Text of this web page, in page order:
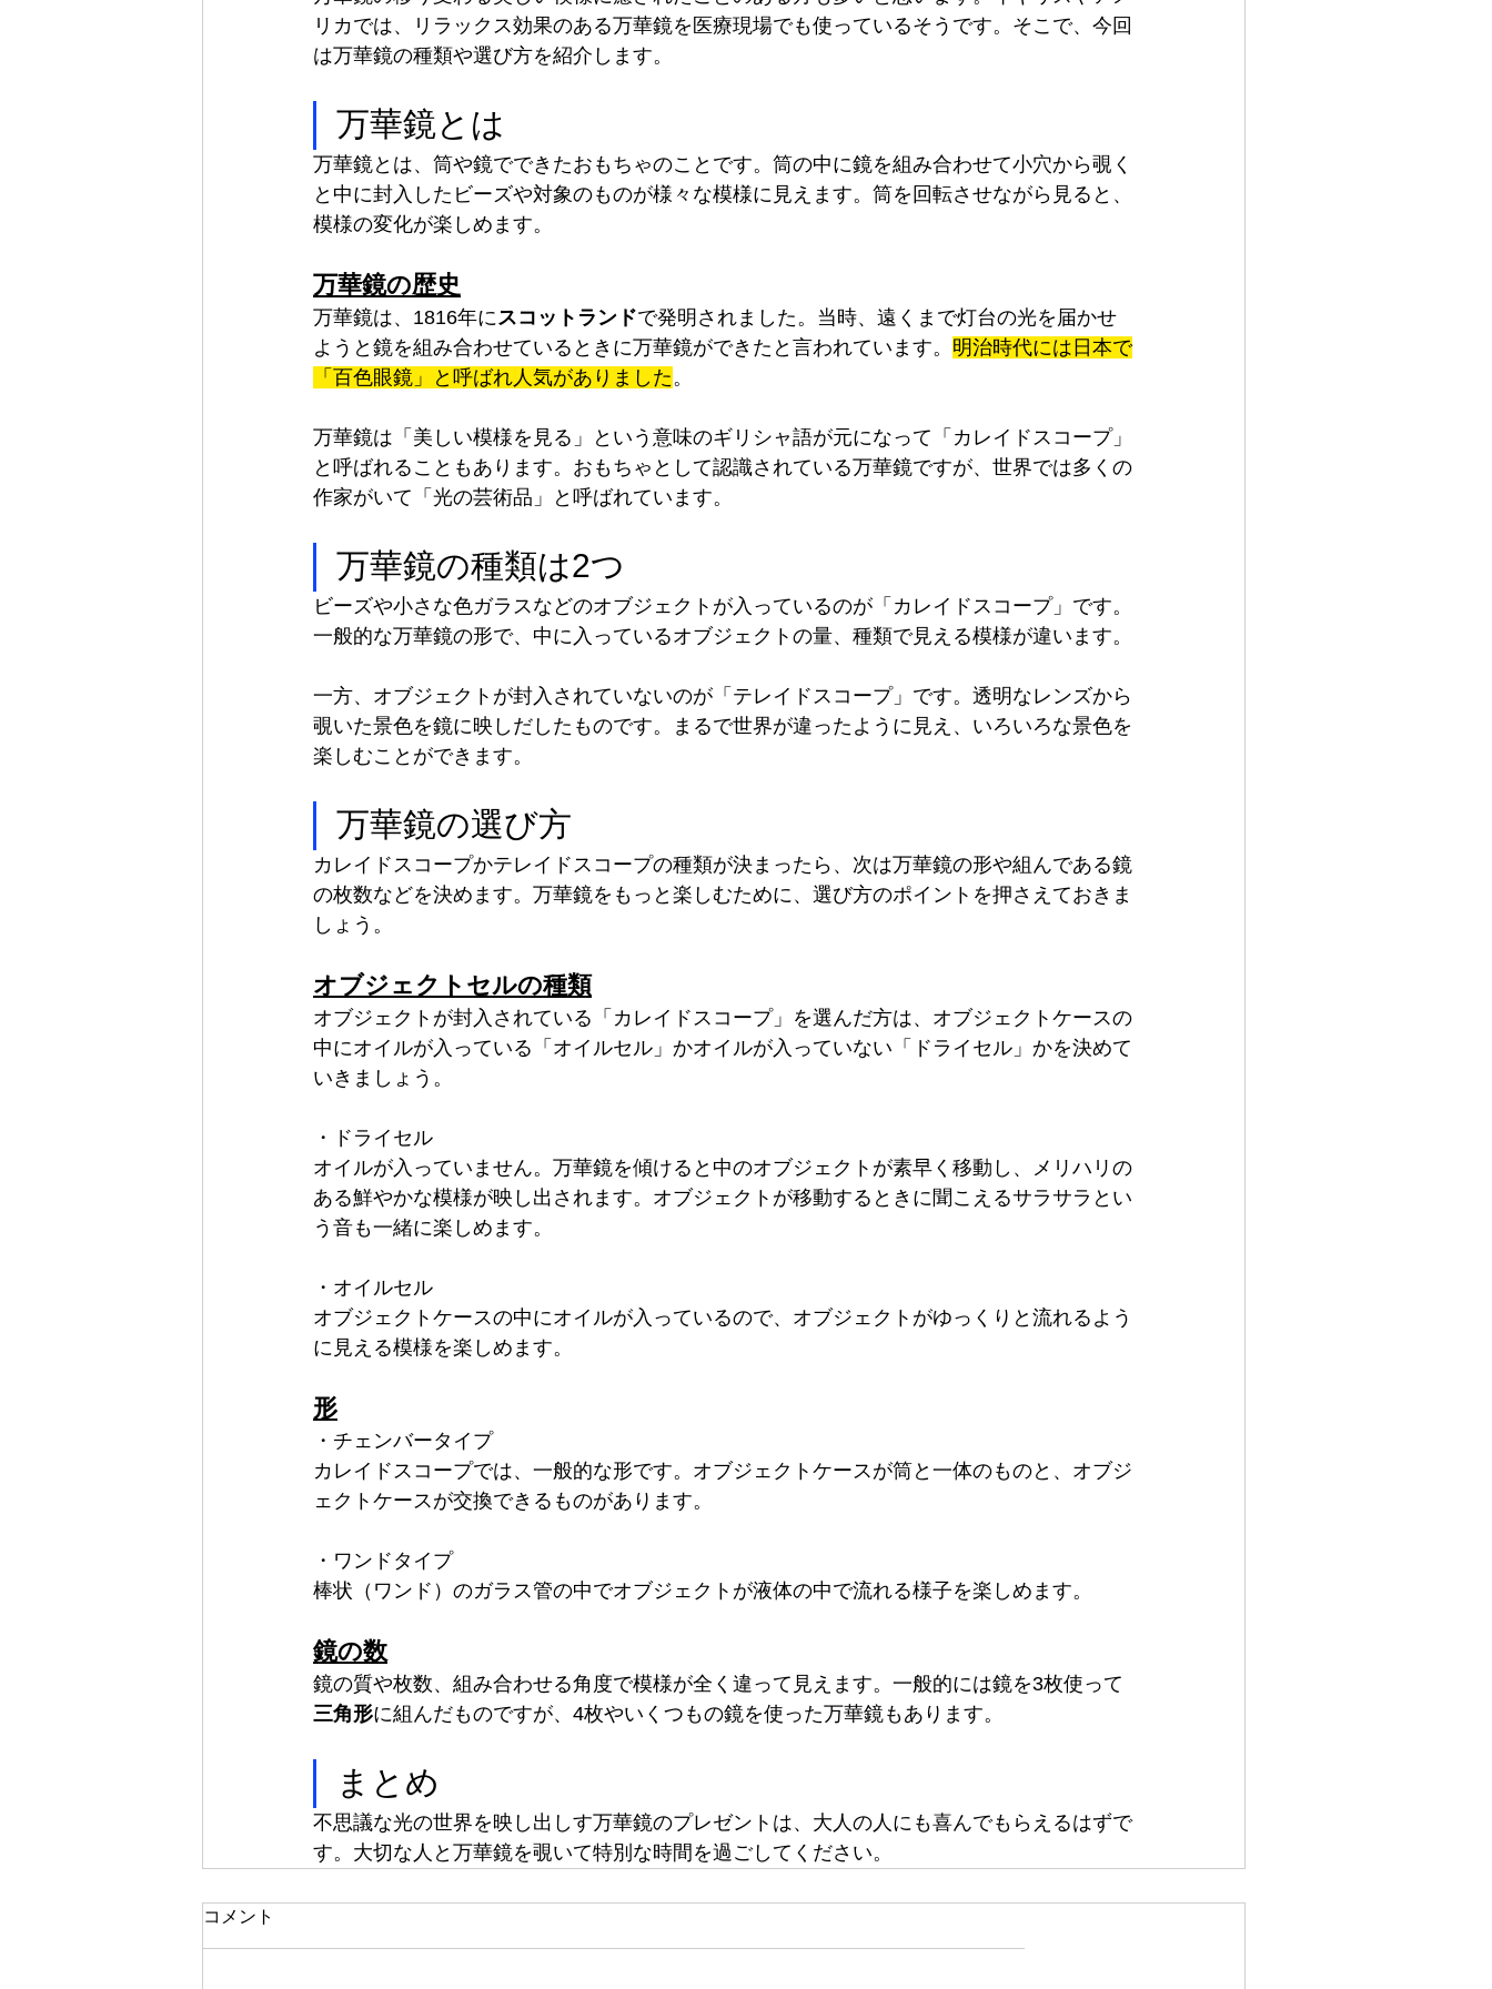
リカでは、リラックス効果のある万華鏡を医療現場でも使っているそうです。そこで、今回
は万華鏡の種類や選び方を紹介します。
万華鏡とは
万華鏡とは、筒や鏡でできたおもちゃのことです。筒の中に鏡を組み合わせて小穴から覗く
と中に封入したビーズや対象のものが様々な模様に見えます。筒を回転させながら見ると、
模様の変化が楽しめます。
万華鏡の歴史
万華鏡は、1816年にスコットランドで発明されました。当時、遠くまで灯台の光を届かせ
ようと鏡を組み合わせているときに万華鏡ができたと言われています。 明治時代には日本で
「百色眼鏡」と呼ばれ人気がありました。
万華鏡は「美しい模様を見る」という意味のギリシャ語が元になって「カレイドスコープ」
と呼ばれることもあります。おもちゃとして認識されている万華鏡ですが、世界では多くの
作家がいて「光の芸術品」と呼ばれています。
万華鏡の種類は2つ
ビーズや小さな色ガラスなどのオブジェクトが入っているのが「カレイドスコープ」です。
一般的な万華鏡の形で、中に入っているオブジェクトの量、種類で見える模様が違います。
一方、オブジェクトが封入されていないのが「テレイドスコープ」です。透明なレンズから
覗いた景色を鏡に映しだしたものです。まるで世界が違ったように見え、いろいろな景色を
楽しむことができます。
万華鏡の選び方
カレイドスコープかテレイドスコープの種類が決まったら、次は万華鏡の形や組んである鏡
の枚数などを決めます。万華鏡をもっと楽しむために、選び方のポイントを押さえておきま
しょう。
オブジェクトセルの種類
オブジェクトが封入されている「カレイドスコープ」を選んだ方は、オブジェクトケースの
中にオイルが入っている「オイルセル」かオイルが入っていない「ドライセル」かを決めて
いきましょう。
・ドライセル
オイルが入っていません。万華鏡を傾けると中のオブジェクトが素早く移動し、メリハリの
ある鮮やかな模様が映し出されます。オブジェクトが移動するときに聞こえるサラサラとい
う音も一緒に楽しめます。
・オイルセル
オブジェクトケースの中にオイルが入っているので、オブジェクトがゆっくりと流れるよう
に見える模様を楽しめます。
形
・チェンバータイプ
カレイドスコープでは、一般的な形です。オブジェクトケースが筒と一体のものと、オブジ
ェクトケースが交換できるものがあります。
・ワンドタイプ
棒状（ワンド）のガラス管の中でオブジェクトが液体の中で流れる様子を楽しめます。
鏡の数
鏡の質や枚数、組み合わせる角度で模様が全く違って見えます。一般的には鏡を3枚使って
三角形に組んだものですが、4枚やいくつもの鏡を使った万華鏡もあります。
まとめ
不思議な光の世界を映し出しす万華鏡のプレゼントは、大人の人にも喜んでもらえるはずで
す。大切な人と万華鏡を覗いて特別な時間を過ごしてください。
コメント